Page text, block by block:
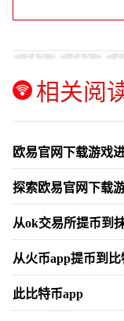
相关阅
欧易官网下载游戏
探索欧易官网下载
从ok交易所提币到
从火币app提币到
此比特币app